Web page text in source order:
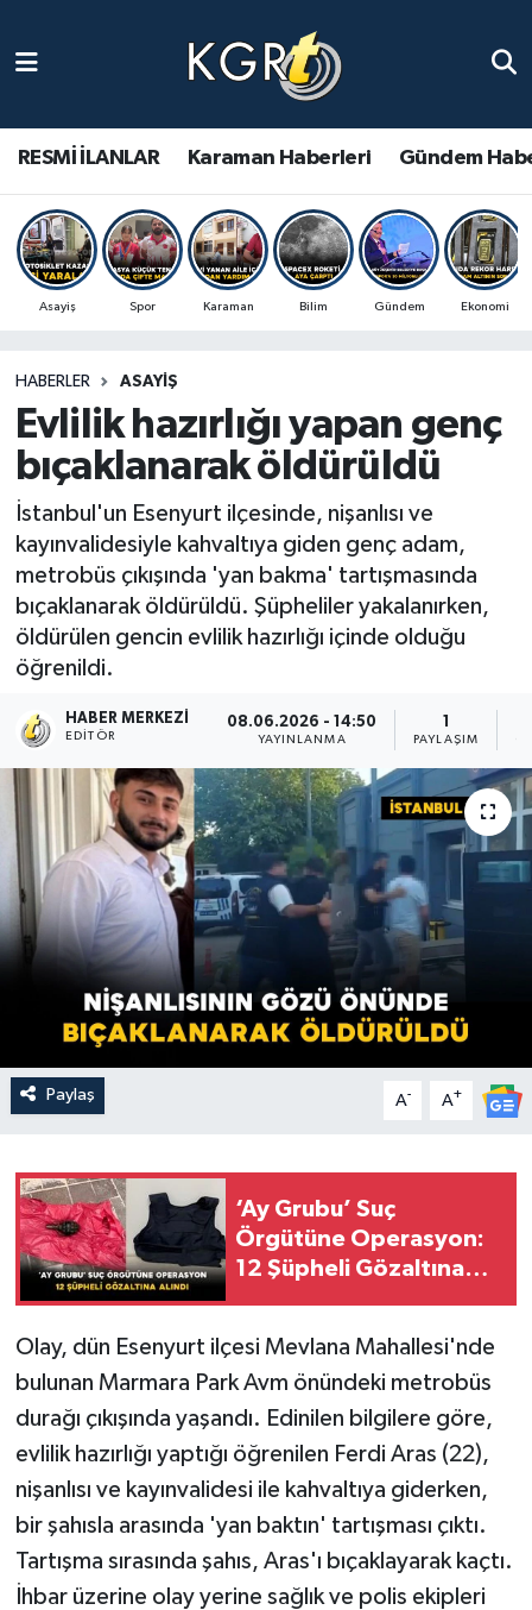
RESMİ İLANLAR Karaman Haberleri Gündem
Asayiş Spor Karaman Bilim Gündem Ekonomi
HABERLER ASAYIŞ
Evlilik hazırlığı yapan genç
bıçaklanarak öldürüldü
İstanbul'un Esenyurt ilçesinde, nişanlısı ve
kayınvalidesiyle kahvaltıya giden genç adam,
metrobüs çıkışında 'yan bakma' tartışmasında
bıçaklanarak öldürüldü. Şüpheliler yakalanırken,
öldürülen gencin evlilik hazırlığı içinde olduğu
öğrenildi.
HABER MERKEZI
EDITÖR
08.06.2026 - 14:50
YAYINLANMA
1
PAYLAŞIM
Paylaş A- A+
‘Ay Grubu’ Suç
Örgütüne Operasyon:
12 Şüpheli Gözaltına
Olay, dün Esenyurt ilçesi Mevlana Mahallesi'nde
bulunan Marmara Park Avm önündeki metrobüs
durağı çıkışında yaşandı. Edinilen bilgilere göre,
evlilik hazırlığı yaptığı öğrenilen Ferdi Aras (22),
nişanlısı ve kayınvalidesi ile kahvaltıya giderken,
bir şahısla arasında 'yan baktın' tartışması çıktı.
Tartışma sırasında şahıs, Aras'ı bıçaklayarak kaçtı.
İhbar üzerine olay yerine sağlık ve polis ekipleri
Gündem Haberleri
Güncel Haberler
Spor Haberleri
Ulusal Haberler
Vefat Edenler